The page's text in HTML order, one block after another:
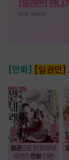
[만화] [일권만]